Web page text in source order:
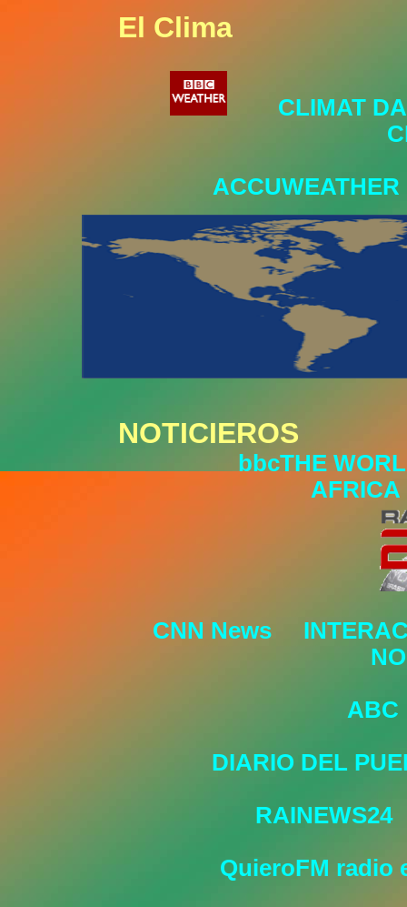
El Clima
CLIMAT
ACCUWEATHER
NOTICIEROS
bbcTHE
AFRICA
CNN News
ABC
DIARIO DEL
RAINEWS24
QuieroFM radio